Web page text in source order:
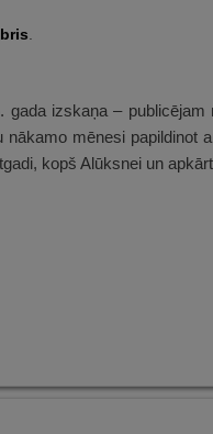
gada izskaņa –
mēnesi papildinot
kopš Alūksnei un